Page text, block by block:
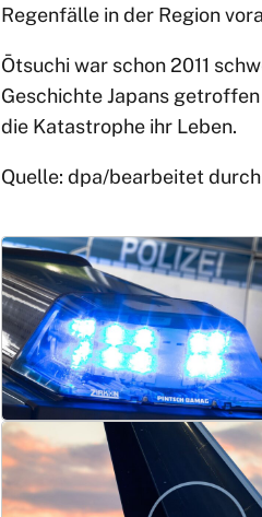
Regenfälle in der Region
Ōtsuchi war schon 2011
Geschichte Japans
die Katastrophe ihr Leben.
Quelle: dpa/bearbeitet